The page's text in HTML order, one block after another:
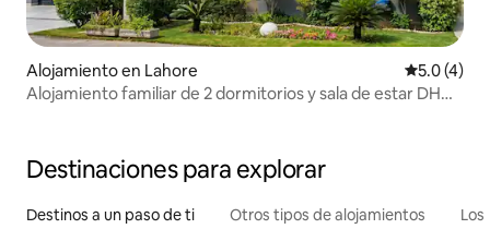
Alojamiento en Lahore
5.0 (4)
Alojamiento familiar de 2 dormitorios y sala de estar DHA
Destinaciones para explorar
Destinos a un paso de ti Otros tipos de alojamientos